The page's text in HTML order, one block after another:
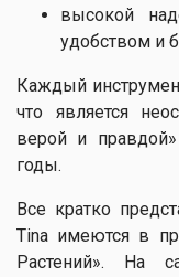
высокой
удобством и
Каждый
что является
верой и
годы.
Все кратко
Tina имеются в
Растений». На